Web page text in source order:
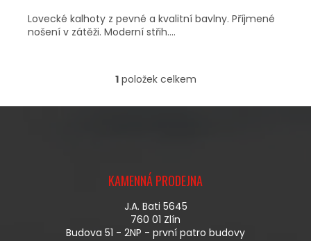
Lovecké kalhoty z pevné a kvalitní bavlny. Příjmené
nošení v zátěži. Moderní střih....
O
L
Í
P
R
V
K
1položek celkem
KAMENNÁ PRODEJNA
J.A. Bati 5645
760 01 Zlín
Budova 51 - 2NP - první patro budovy